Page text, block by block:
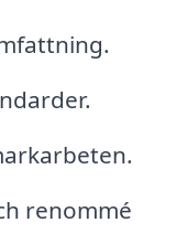
renommé